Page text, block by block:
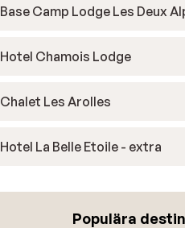
Base Camp Lodge Les Deux
Hotel Chamois Lodge
Chalet Les Arolles
Hotel La Belle Etoile - extra
Populära